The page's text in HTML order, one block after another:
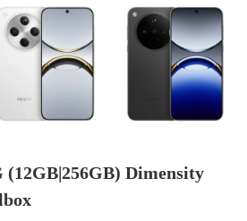
(12GB|256GB) Dimensity